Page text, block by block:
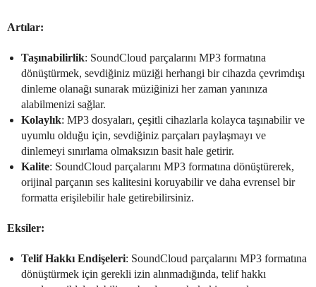
Artılar:
Taşınabilirlik: SoundCloud parçalarını MP3 formatına
dönüştürmek, sevdiğiniz müziği herhangi bir cihazda çevrimdışı
dinleme olanağı sunarak müziğinizi her zaman yanınıza
alabilmenizi sağlar.
Kolaylık: MP3 dosyaları, çeşitli cihazlarla kolayca taşınabilir ve
uyumlu olduğu için, sevdiğiniz parçaları paylaşmayı ve
dinlemeyi sınırlama olmaksızın basit hale getirir.
Kalite: SoundCloud parçalarını MP3 formatına dönüştürerek,
orijinal parçanın ses kalitesini koruyabilir ve daha evrensel bir
formatta erişilebilir hale getirebilirsiniz.
Eksiler:
Telif Hakkı Endişeleri: SoundCloud parçalarını MP3 formatına
dönüştürmek için gerekli izin alınmadığında, telif hakkı